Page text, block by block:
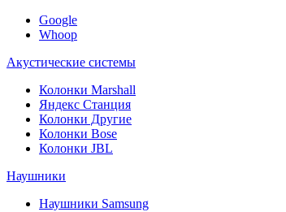
Google
Whoop
Акустические системы
Колонки Marshall
Яндекс Станция
Колонки Другие
Колонки Bose
Колонки JBL
Наушники
Наушники Samsung